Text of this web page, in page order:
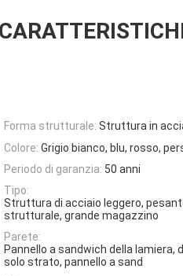
Forma strutturale: Struttura in
Colore: Grigio bianco, blu, rosso,
Periodo di garanzia: 50 anni
Tipo:
Struttura di acciaio leggero,
strutturale, grande magazzino
Parete:
Pannello a sandwich della
solo strato, pannello a sand